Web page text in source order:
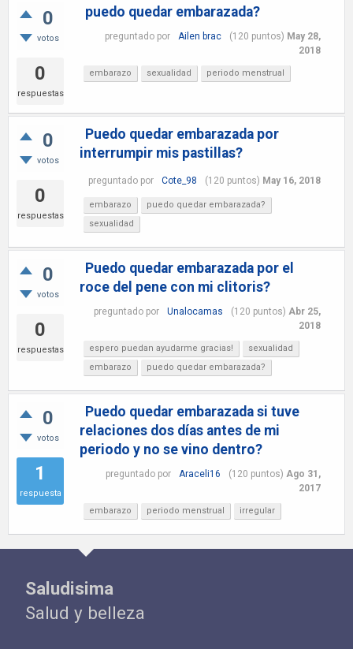
0
votos
0
respuestas
puedo quedar embarazada?
preguntado por Ailen brac (120 puntos) May 28,
2018
embarazo sexualidad periodo menstrual
0
votos
0
respuestas
Puedo quedar embarazada por
interrumpir mis pastillas?
preguntado por Cote_98 (120 puntos) May 16, 2018
embarazo
puedo quedar embarazada?
sexualidad
0
votos
0
respuestas
Puedo quedar embarazada por el
roce del pene con mi clitoris?
preguntado por Unalocamas (120 puntos) Abr 25,
2018
espero puedan ayudarme gracias!
sexualidad
embarazo
puedo quedar embarazada?
0
votos
1
respuesta
Puedo quedar embarazada si tuve
relaciones dos días antes de mi
periodo y no se vino dentro?
preguntado por Araceli16 (120 puntos) Ago 31,
2017
embarazo periodo menstrual irregular
Saludisima
Salud y belleza